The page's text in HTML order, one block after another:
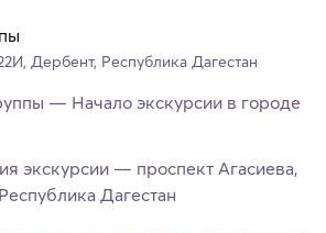
Дербент, Республика Дагестан
— Начало экскурсии в городе
экскурсии — проспект Агасиева,
Дагестан